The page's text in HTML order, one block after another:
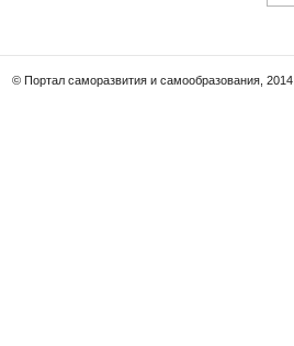
© Портал саморазвития и самообразования, 2014